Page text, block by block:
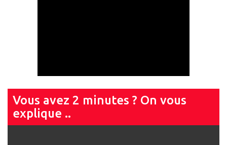
Vous avez 2 minutes ? On vous
explique ..